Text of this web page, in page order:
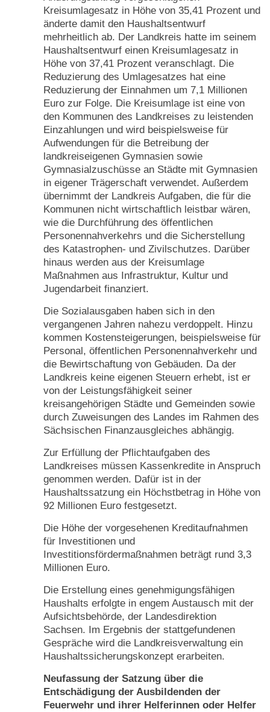
Kreisumlagesatz in Höhe von 35,41 Prozent und
änderte damit den Haushaltsentwurf
mehrheitlich ab. Der Landkreis hatte im seinem
Haushaltsentwurf einen Kreisumlagesatz in
Höhe von 37,41 Prozent veranschlagt. Die
Reduzierung des Umlagesatzes hat eine
Reduzierung der Einnahmen um 7,1 Millionen
Euro zur Folge. Die Kreisumlage ist eine von
den Kommunen des Landkreises zu leistenden
Einzahlungen und wird beispielsweise für
Aufwendungen für die Betreibung der
landkreiseigenen Gymnasien sowie
Gymnasialzuschüsse an Städte mit Gymnasien
in eigener Trägerschaft verwendet. Außerdem
übernimmt der Landkreis Aufgaben, die für die
Kommunen nicht wirtschaftlich leistbar wären,
wie die Durchführung des öffentlichen
Personennahverkehrs und die Sicherstellung
des Katastrophen- und Zivilschutzes. Darüber
hinaus werden aus der Kreisumlage
Maßnahmen aus Infrastruktur, Kultur und
Jugendarbeit finanziert.
Die Sozialausgaben haben sich in den
vergangenen Jahren nahezu verdoppelt. Hinzu
kommen Kostensteigerungen, beispielsweise für
Personal, öffentlichen Personennahverkehr und
die Bewirtschaftung von Gebäuden. Da der
Landkreis keine eigenen Steuern erhebt, ist er
von der Leistungsfähigkeit seiner
kreisangehörigen Städte und Gemeinden sowie
durch Zuweisungen des Landes im Rahmen des
Sächsischen Finanzausgleiches abhängig.
Zur Erfüllung der Pflichtaufgaben des
Landkreises müssen Kassenkredite in Anspruch
genommen werden. Dafür ist in der
Haushaltssatzung ein Höchstbetrag in Höhe von
92 Millionen Euro festgesetzt.
Die Höhe der vorgesehenen Kreditaufnahmen
für Investitionen und
Investitionsfördermaßnahmen beträgt rund 3,3
Millionen Euro.
Die Erstellung eines genehmigungsfähigen
Haushalts erfolgte in engem Austausch mit der
Aufsichtsbehörde, der Landesdirektion
Sachsen. Im Ergebnis der stattgefundenen
Gespräche wird die Landkreisverwaltung ein
Haushaltssicherungskonzept erarbeiten.
Neufassung der Satzung über die
Entschädigung der Ausbildenden der
Feuerwehr und ihrer Helferinnen oder Helfer